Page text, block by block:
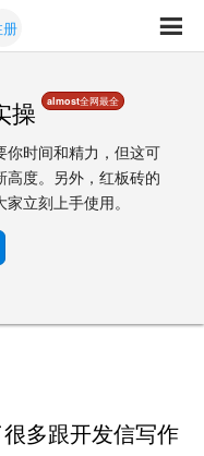
操 almost全网最全
你时间和精力，但这可
高度。另外，红板砖的
立刻上手使用。
多跟开发信写作